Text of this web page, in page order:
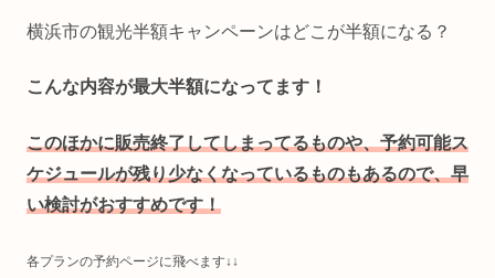
横浜市の観光半額キャンペーンはどこが半額になる？
こんな内容が最大半額になってます！
このほかに販売終了してしまってるものや、予約可能ス
ケジュールが残り少なくなっているものもあるので、早
い検討がおすすめです！
各プランの予約ページに飛べます↓↓